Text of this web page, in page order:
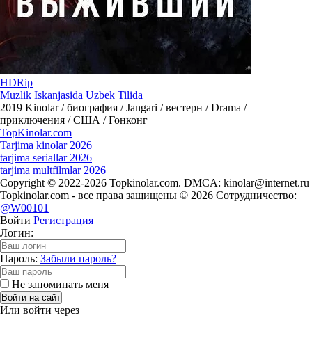
HDRip
Muzlik Iskanjasida Uzbek Tilida
2019 Kinolar / биография / Jangari / вестерн / Drama /
приключения / США / Гонконг
TopKinolar.com
Tarjima kinolar 2026
tarjima seriallar 2026
tarjima multfilmlar 2026
Copyright © 2022-2026 Topkinolar.com. DMCA: kinolar@internet.ru
Topkinolar.com - все права защищены © 2026 Сотрудничество:
@W00101
Войти Регистрация
Логин:
Пароль: Забыли пароль?
Не запоминать меня
Войти на сайт
Или войти через